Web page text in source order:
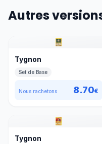
Autres
Tygnon
Set de Base
Nous rachetons 8.70€
Tygnon